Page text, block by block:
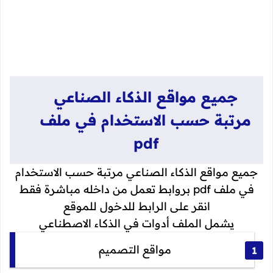
جميع مواقع الذكاء الصناعي
مرتبة حسب الاستخدام في ملف
pdf
جميع مواقع الذكاء الصناعي مرتبة حسب الاستخدام
في ملف pdf بروابط تعمل من داخله مباشرة فقط
انقر على الرابط للدخول للموقع
يشمل الملف أدوات في الذكاء الاصطناعي
مواقع التصميم